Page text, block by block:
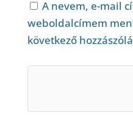
A nevem, e-mail
weboldalcímem
következő